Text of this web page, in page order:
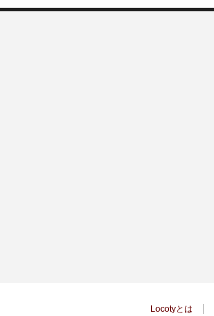
Locotyとは